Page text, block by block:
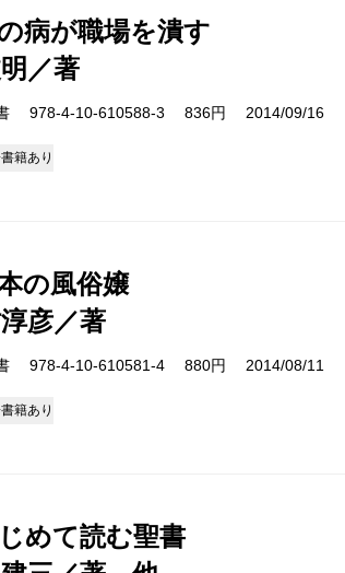
病が職場を潰す
／著
978-4-10-610588-3 836円 2014/09/16
籍あり
の風俗嬢
彦／著
978-4-10-610581-4 880円 2014/08/11
籍あり
めて読む聖書